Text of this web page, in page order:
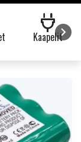
Kaapelit